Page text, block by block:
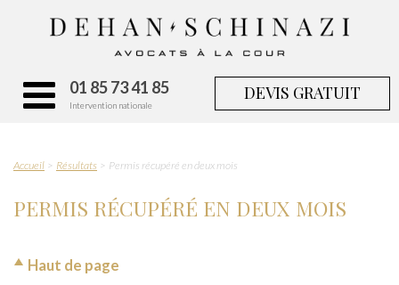
01 85 73 41 85
Intervention nationale
DEVIS GRATUIT
Accueil Résultats Permis récupéré en deux mois
PERMIS RÉCUPÉRÉ EN DEUX MOIS
Haut de page